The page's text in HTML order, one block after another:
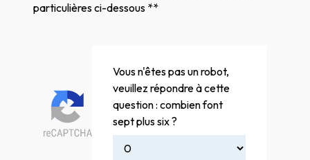
particulières ci-dessous **
Vous n'êtes pas un robot,
veuillez répondre à cette
question : combien font
sept plus six ?